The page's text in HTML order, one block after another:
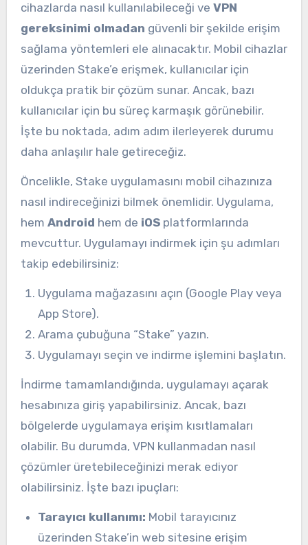
cihazlarda nasıl kullanılabileceği ve VPN
gereksinimi olmadan güvenli bir şekilde erişim
sağlama yöntemleri ele alınacaktır. Mobil cihazlar
üzerinden Stake’e erişmek, kullanıcılar için
oldukça pratik bir çözüm sunar. Ancak, bazı
kullanıcılar için bu süreç karmaşık görünebilir.
İşte bu noktada, adım adım ilerleyerek durumu
daha anlaşılır hale getireceğiz.
Öncelikle, Stake uygulamasını mobil cihazınıza
nasıl indireceğinizi bilmek önemlidir. Uygulama,
hem Android hem de iOSplatformlarında
mevcuttur. Uygulamayı indirmek için şu adımları
takip edebilirsiniz:
Uygulama mağazasını açın (Google Play veya
App Store).
Arama çubuğuna “Stake” yazın.
Uygulamayı seçin ve indirme işlemini başlatın.
İndirme tamamlandığında, uygulamayı açarak
hesabınıza giriş yapabilirsiniz. Ancak, bazı
bölgelerde uygulamaya erişim kısıtlamaları
olabilir. Bu durumda, VPN kullanmadan nasıl
çözümler üretebileceğinizi merak ediyor
olabilirsiniz. İşte bazı ipuçları:
Tarayıcı kullanımı: Mobil tarayıcınız
üzerinden Stake’in web sitesine erişim